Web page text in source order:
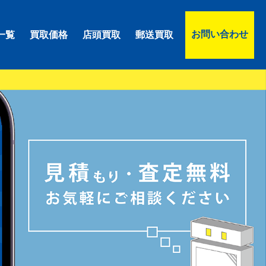
覧 買取価格 店頭買取 郵送買取 お問い合わせ